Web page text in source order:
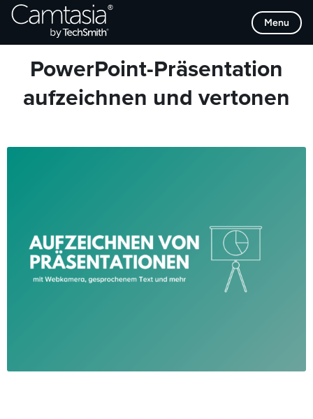
Direkt
zum
Menu
Browse Categories
PowerPoint-Präsentation
aufzeichnen und vertonen